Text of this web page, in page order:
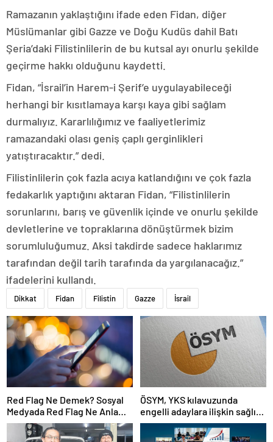
Ramazanın yaklaştığını ifade eden Fidan, diğer
Müslümanlar gibi Gazze ve Doğu Kudüs dahil Batı
Şeria’daki Filistinlilerin de bu kutsal ayı onurlu şekilde
geçirme hakkı olduğunu kaydetti.
Fidan, “İsrail’in Harem-i Şerif’e uygulayabileceği
herhangi bir kısıtlamaya karşı kaya gibi sağlam
durmalıyız. Kararlılığımız ve faaliyetlerimiz
ramazandaki olası geniş çaplı gerginlikleri
yatıştıracaktır.” dedi.
Filistinlilerin çok fazla acıya katlandığını ve çok fazla
fedakarlık yaptığını aktaran Fidan, “Filistinlilerin
sorunlarını, barış ve güvenlik içinde ve onurlu şekilde
devletlerine ve topraklarına dönüştürmek bizim
sorumluluğumuz. Aksi takdirde sadece haklarımız
tarafından değil tarih tarafında da yargılanacağız.”
ifadelerini kullandı.
Dikkat Fidan Filistin Gazze İsrail
Red Flag Ne Demek? Sosyal
Medyada Red Flag Ne Anlama
Gelir?
ÖSYM, YKS kılavuzunda
engelli adaylara ilişkin sağlık
şartlarını güncelledi